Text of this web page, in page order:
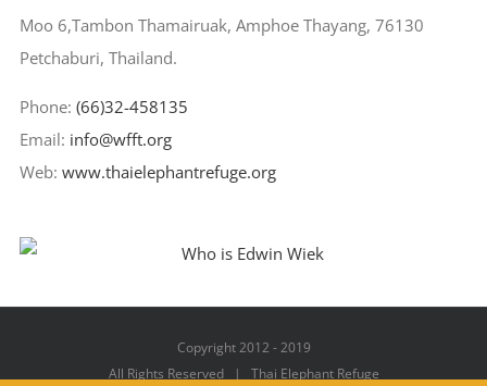
Moo 6,Tambon Thamairuak, Amphoe Thayang, 76130
Petchaburi, Thailand.
Phone: (66)32-458135
Email: info@wfft.org
Web: www.thaielephantrefuge.org
Copyright 2012 - 2019
All Rights Reserved | Thai Elephant Refuge